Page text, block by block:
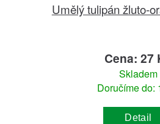
Umělý tulipán žluto-
Cena: 27
Skladem
Doručíme do:
Detail